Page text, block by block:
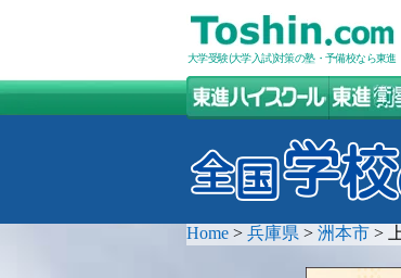
大学受験(大学入試)対策の塾・予備校なら東進
Home > 兵庫県 > 洲本市 >